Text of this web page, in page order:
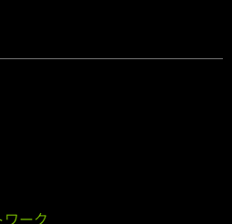
ーク